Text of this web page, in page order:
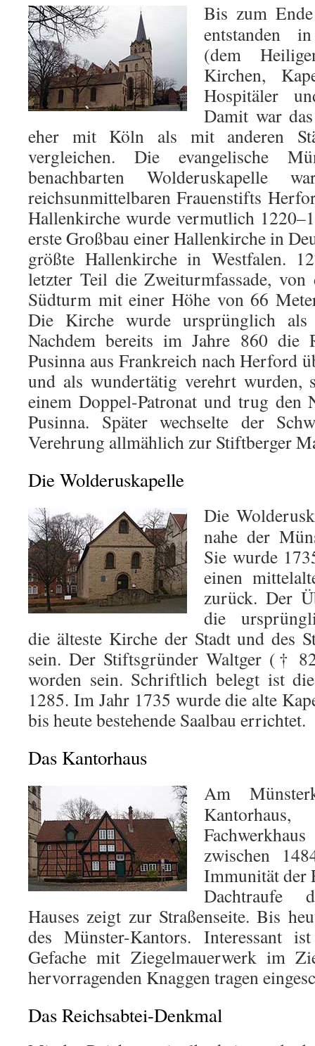
Bis zum
entstanden
(dem
Kirchen,
Hospitäler
Damit war
eher mit Köln als mit anderen
vergleichen. Die evangelische
benachbarten Wolderuskapelle
reichsunmittelbaren Frauenstifts
Hallenkirche wurde vermutlich
erste Großbau einer Hallenkirche in
größte Hallenkirche in Westfalen.
letzter Teil die Zweiturmfassade,
Südturm mit einer Höhe von 66
Die Kirche wurde ursprünglich als
Nachdem bereits im Jahre 860 die
Pusinna aus Frankreich nach Herford
und als wundertätig verehrt wurden,
einem Doppel-Patronat und trug den
Pusinna. Später wechselte der
Verehrung allmählich zur Stiftberger
Die Wolderuskapelle
Die
nahe der
Sie wurde
einen
zurück. Der
die
die älteste Kirche der Stadt und des
sein. Der Stiftsgründer Waltger (†
worden sein. Schriftlich belegt ist
1285. Im Jahr 1735 wurde die alte
bis heute bestehende Saalbau errichtet.
Das Kantorhaus
Am
zwischen
Immunität der
Dachtraufe
Hauses zeigt zur Straßenseite. Bis
des Münster-Kantors. Interessant
Gefache mit Ziegelmauerwerk im
hervorragenden Knaggen tragen
Das Reichsabtei-Denkmal